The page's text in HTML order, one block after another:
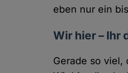
eben nur ein
Wir hier – Ihr
Gerade so viel,